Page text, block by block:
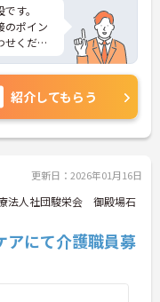
す。
のポイン
せくださ
紹介してもらう
更新日：2026年01月16日
法人社団駿栄会 御殿場石
アにて介護職員募